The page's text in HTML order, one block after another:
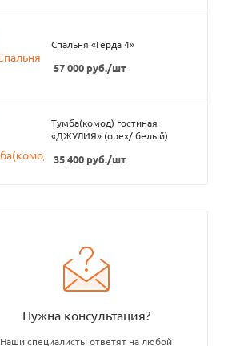
Спальня «Герда 4»
57 000 руб./шт
Тумба(комод) гостиная
«ДЖУЛИЯ» (орех/ белый)
35 400 руб./шт
Нужна консультация?
Наши специалисты ответят на любой